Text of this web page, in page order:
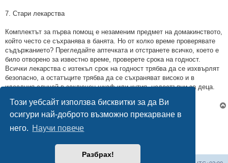
Този уебсайт използва бисквитки за да Ви
осигури най-доброто възможно прекарване в
него. Научи повече
Разбрах!
7. Стари лекарства
Комплектът за първа помощ е незаменим предмет на домакинството,
който често се съхранява в банята. Но от колко време проверявате
съдържанието? Прегледайте аптечката и отстранете всичко, което е
било отворено за известно време, проверете срока на годност.
Всички лекарства с изтекъл срок на годност трябва да се изхвърлят
безопасно, а остатъците трябва да се съхраняват високо и в
идеалния случай в заключен шкаф или кутия, недостъпни за деца.
Отговори
1 мнение •Страница